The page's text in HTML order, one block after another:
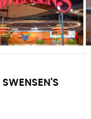
SWENSEN'S